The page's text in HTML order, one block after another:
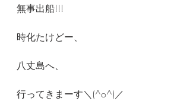
無事出船!!!
時化たけどー、
八丈島へ、
行ってきまーす＼(^o^)／